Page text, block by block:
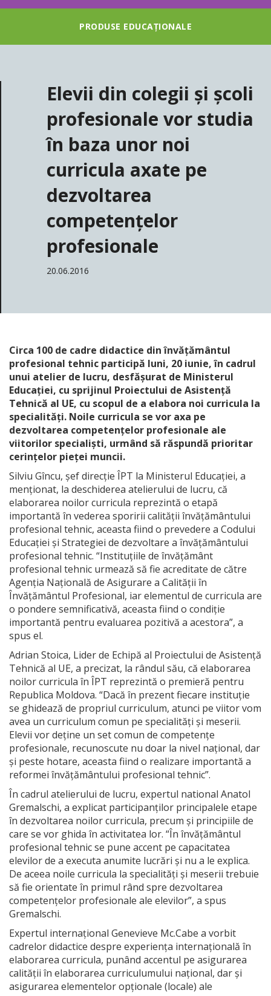
PRODUSE EDUCAȚIONALE
Elevii din colegii și școli
profesionale vor studia
în baza unor noi
curricula axate pe
dezvoltarea
competențelor
profesionale
20.06.2016
Circa 100 de cadre didactice din învățământul
profesional tehnic participă luni, 20 iunie, în cadrul
unui atelier de lucru, desfășurat de Ministerul
Educației, cu sprijinul Proiectului de Asistență
Tehnică al UE, cu scopul de a elabora noi curricula la
specialități. Noile curricula se vor axa pe
dezvoltarea competențelor profesionale ale
viitorilor specialiști, urmând să răspundă prioritar
cerințelor pieței muncii.
Silviu Gîncu, șef direcție ÎPT la Ministerul Educației, a
menționat, la deschiderea atelierului de lucru, că
elaborarea noilor curricula reprezintă o etapă
importantă în vederea sporirii calității învățământului
profesional tehnic, aceasta fiind o prevedere a Codului
Educației și Strategiei de dezvoltare a învățământului
profesional tehnic. “Instituțiile de învățământ
profesional tehnic urmează să fie acreditate de către
Agenția Națională de Asigurare a Calității în
Învățământul Profesional, iar elementul de curricula are
o pondere semnificativă, aceasta fiind o condiție
importantă pentru evaluarea pozitivă a acestora”, a
spus el.
Adrian Stoica, Lider de Echipă al Proiectului de Asistență
Tehnică al UE, a precizat, la rândul său, că elaborarea
noilor curricula în ÎPT reprezintă o premieră pentru
Republica Moldova. “Dacă în prezent fiecare instituție
se ghidează de propriul curriculum, atunci pe viitor vom
avea un curriculum comun pe specialități și meserii.
Elevii vor deține un set comun de competențe
profesionale, recunoscute nu doar la nivel național, dar
și peste hotare, aceasta fiind o realizare importantă a
reformei învățământului profesional tehnic”.
În cadrul atelierului de lucru, expertul national Anatol
Gremalschi, a explicat participanților principalele etape
în dezvoltarea noilor curricula, precum și principiile de
care se vor ghida în activitatea lor. “În învățământul
profesional tehnic se pune accent pe capacitatea
elevilor de a executa anumite lucrări și nu a le explica.
De aceea noile curricula la specialități și meserii trebuie
să fie orientate în primul rând spre dezvoltarea
competențelor profesionale ale elevilor”, a spus
Gremalschi.
Expertul internațional Genevieve Mc.Cabe a vorbit
cadrelor didactice despre experiența internațională în
elaborarea curricula, punând accentul pe asigurarea
calității în elaborarea curriculumului național, dar și
asigurarea elementelor opționale (locale) ale